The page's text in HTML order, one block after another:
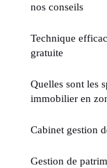
nos conseils
Technique
gratuite
Quelles sont les
immobilier en
Cabinet gestion
Gestion de